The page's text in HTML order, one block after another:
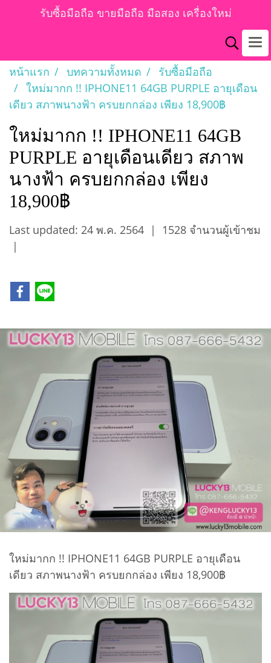
รับซื้อมือถือ ขายมือถือ มือสอง เครื่องใหม่
หน้าแรก บทความทั้งหมด
รับซื้อมือถือ
ใหม่มากก !! IPHONE11 64GB PURPLE อายุเดือน
เดียว สภาพนางฟ้า ครบยกกล่อง เพียง 18,900฿
ใหม่มากก !! IPHONE11 64GB
PURPLE อายุเดือนเดียว สภาพ
นางฟ้า ครบยกกล่อง เพียง
18,900฿
Last updated: 24 พ.ค. 2564 |
1528 จำนวนผู้เข้าชม
|
ใหม่มากก !! IPHONE11 64GB PURPLE อายุเดือน
เดียว สภาพนางฟ้า ครบยกกล่อง เพียง 18,900฿